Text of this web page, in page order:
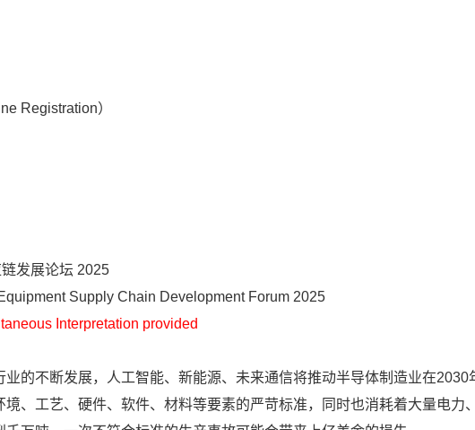
Registration）
发展论坛 2025
Supply Chain Development Forum 2025
Interpretation provided
不断发展，人工智能、新能源、未来通信将推动半导体制造业在2030
、工艺、硬件、软件、材料等要素的严苛标准，同时也消耗着大量电力